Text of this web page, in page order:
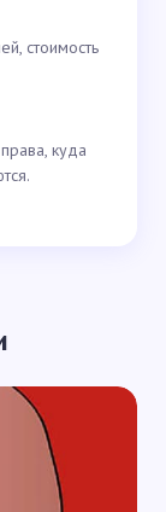
стоимость
куда